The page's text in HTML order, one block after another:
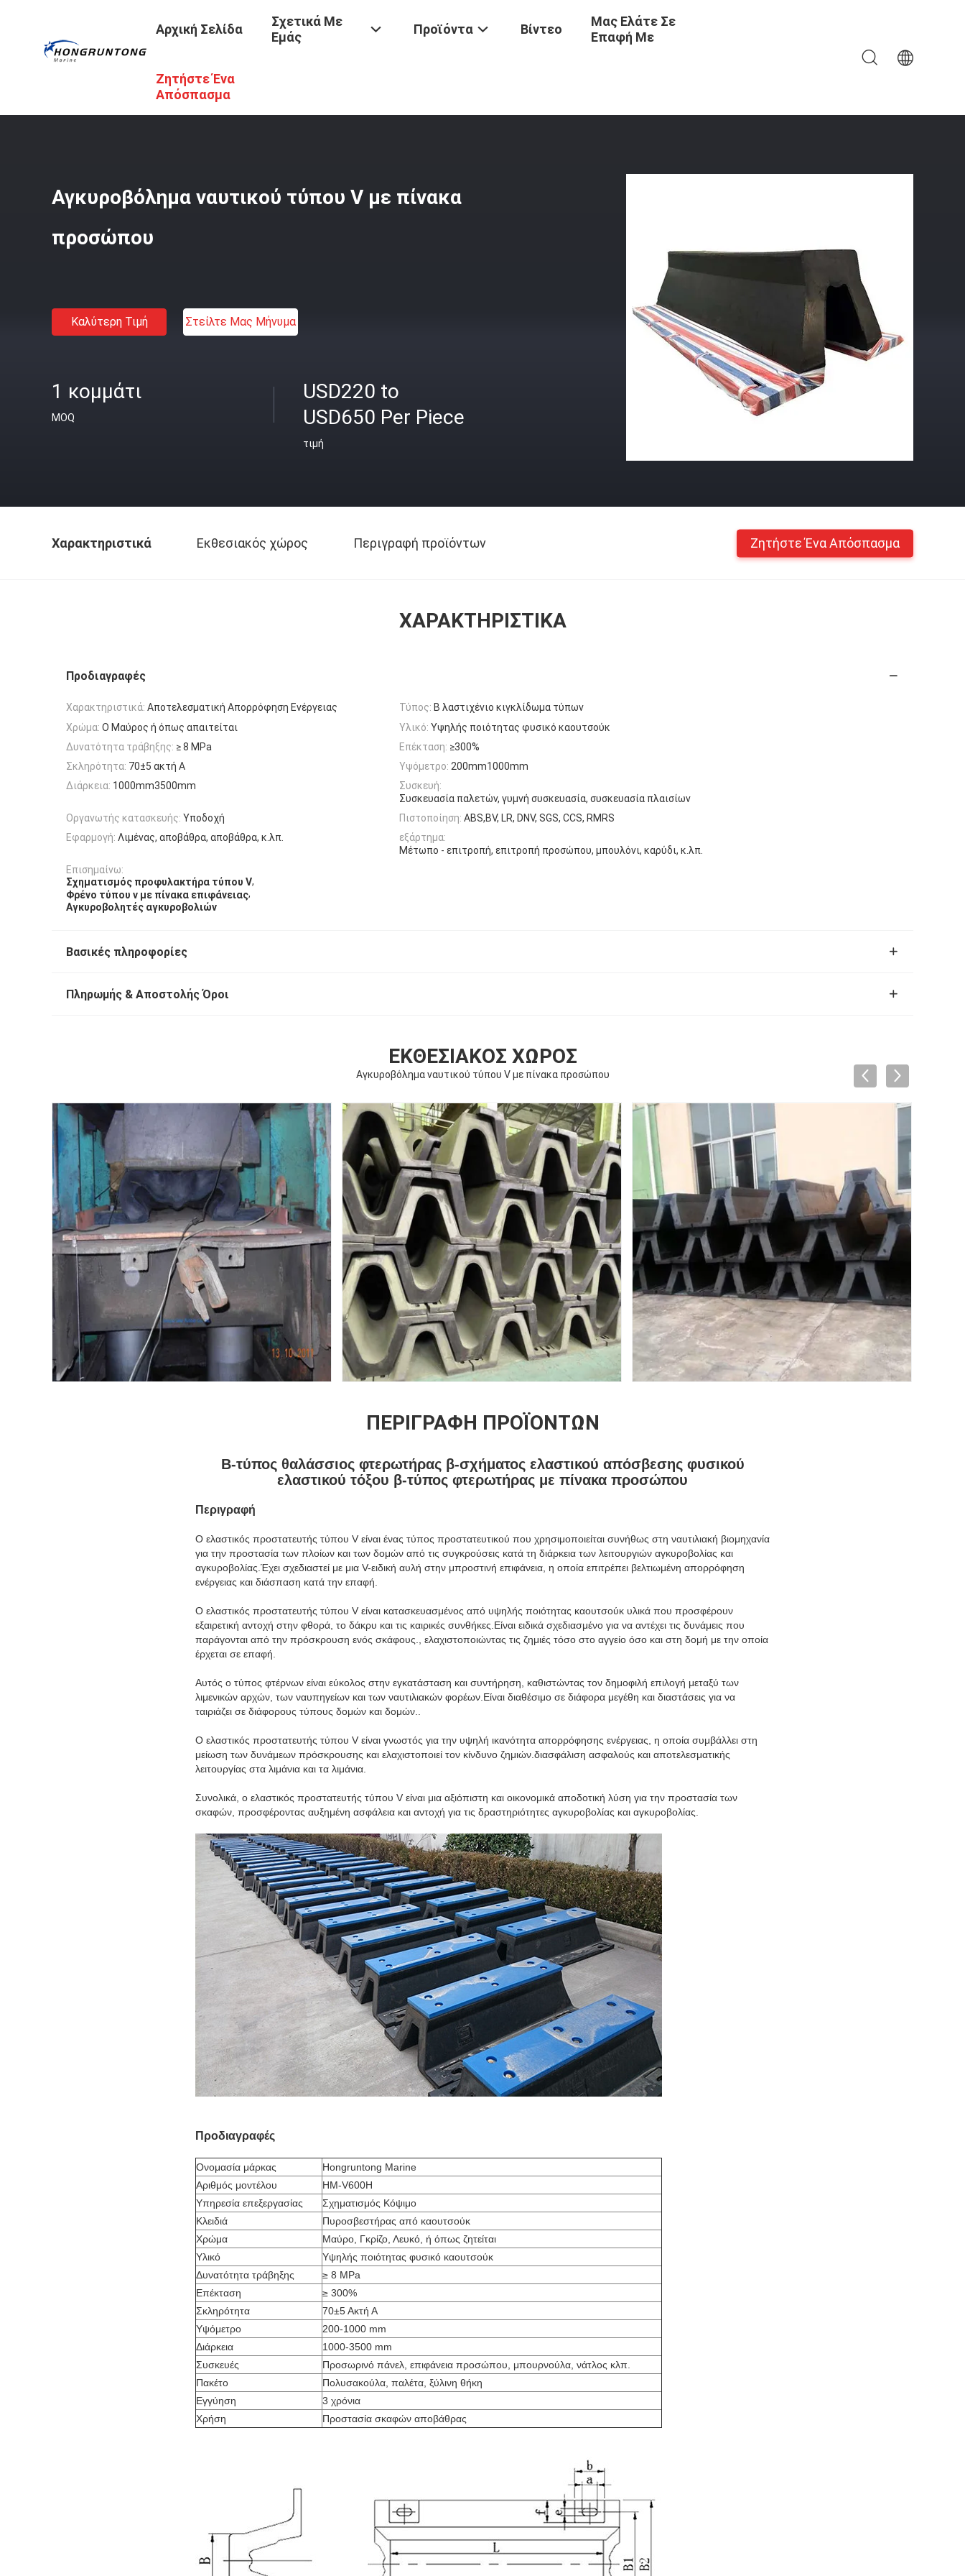
Αρχική Σελίδα
Σχετικά Με
Εμάς
Προϊόντα Βίντεο
Μας Ελάτε Σε
Επαφή Με
Ζητήστε Ένα
Απόσπασμα
Προϊόντα / Β Κιγκλίδωμα Τύπων
Αγκυροβόλημα ναυτικού τύπου V με πίνακα
προσώπου
Καλύτερη Τιμή Στείλτε Μας Μήνυμα
1 κομμάτι
MOQ
USD220 to
USD650 Per Piece
τιμή
Χαρακτηριστικά Εκθεσιακός χώρος Περιγραφή προϊόντων Ζητήστε Ένα Απόσπασμα
ΧΑΡΑΚΤΗΡΙΣΤΙΚΆ
Προδιαγραφές
Χαρακτηριστικά: Αποτελεσματική Απορρόφηση Ενέργειας Τύπος: Β λαστιχένιο κιγκλίδωμα τύπων
Χρώμα: Ο Μαύρος ή όπως απαιτείται Υλικό: Υψηλής ποιότητας φυσικό καουτσούκ
Δυνατότητα τράβηξης: ≥ 8 MPa Επέκταση: ≥300%
Σκληρότητα: 70±5 ακτή Α Υψόμετρο: 200mm1000mm
Διάρκεια: 1000mm3500mm
Συσκευή:
Συσκευασία παλετών, γυμνή συσκευασία, συσκευασία πλαισίων
Οργανωτής κατασκευής: Υποδοχή Πιστοποίηση: ABS,BV, LR, DNV, SGS, CCS, RMRS
Εφαρμογή: Λιμένας, αποβάθρα, αποβάθρα, κ.λπ.
εξάρτημα:
Μέτωπο - επιτροπή, επιτροπή προσώπου, μπουλόνι, καρύδι, κ.λπ.
Επισημαίνω:
Σχηματισμός προφυλακτήρα τύπου V,
Φρένο τύπου v με πίνακα επιφάνειας,
Αγκυροβολητές αγκυροβολιών
Βασικές πληροφορίες
Πληρωμής & Αποστολής Όροι
ΕΚΘΕΣΙΑΚΌΣ ΧΏΡΟΣ
Αγκυροβόλημα ναυτικού τύπου V με πίνακα προσώπου
ΠΕΡΙΓΡΑΦΉ ΠΡΟΪΌΝΤΩΝ
Β-τύπος θαλάσσιος φτερωτήρας β-σχήματος ελαστικού απόσβεσης φυσικού
ελαστικού τόξου β-τύπος φτερωτήρας με πίνακα προσώπου
Περιγραφή
Ο ελαστικός προστατευτής τύπου V είναι ένας τύπος προστατευτικού που χρησιμοποιείται συνήθως στη ναυτιλιακή βιομηχανία
για την προστασία των πλοίων και των δομών από τις συγκρούσεις κατά τη διάρκεια των λειτουργιών αγκυροβολίας και
αγκυροβολίας.Έχει σχεδιαστεί με μια V-ειδική αυλή στην μπροστινή επιφάνεια, η οποία επιτρέπει βελτιωμένη απορρόφηση
ενέργειας και διάσπαση κατά την επαφή.
Ο ελαστικός προστατευτής τύπου V είναι κατασκευασμένος από υψηλής ποιότητας καουτσούκ υλικά που προσφέρουν
εξαιρετική αντοχή στην φθορά, το δάκρυ και τις καιρικές συνθήκες.Είναι ειδικά σχεδιασμένο για να αντέχει τις δυνάμεις που
παράγονται από την πρόσκρουση ενός σκάφους., ελαχιστοποιώντας τις ζημιές τόσο στο αγγείο όσο και στη δομή με την οποία
έρχεται σε επαφή.
Αυτός ο τύπος φτέρνων είναι εύκολος στην εγκατάσταση και συντήρηση, καθιστώντας τον δημοφιλή επιλογή μεταξύ των
λιμενικών αρχών, των ναυπηγείων και των ναυτιλιακών φορέων.Είναι διαθέσιμο σε διάφορα μεγέθη και διαστάσεις για να
ταιριάζει σε διάφορους τύπους δομών και δομών..
Ο ελαστικός προστατευτής τύπου V είναι γνωστός για την υψηλή ικανότητα απορρόφησης ενέργειας, η οποία συμβάλλει στη
μείωση των δυνάμεων πρόσκρουσης και ελαχιστοποιεί τον κίνδυνο ζημιών.διασφάλιση ασφαλούς και αποτελεσματικής
λειτουργίας στα λιμάνια και τα λιμάνια.
Συνολικά, ο ελαστικός προστατευτής τύπου V είναι μια αξιόπιστη και οικονομικά αποδοτική λύση για την προστασία των
σκαφών, προσφέροντας αυξημένη ασφάλεια και αντοχή για τις δραστηριότητες αγκυροβολίας και αγκυροβολίας.
Προδιαγραφές
Ονομασία μάρκας
Hongruntong Marine
Αριθμός μοντέλου
HM-V600H
Υπηρεσία επεξεργασίας
Σχηματισμός Κόψιμο
Κλειδιά
Πυροσβεστήρας από καουτσούκ
Χρώμα
Μαύρο, Γκρίζο, Λευκό, ή όπως ζητείται
Υλικό
Υψηλής ποιότητας φυσικό καουτσούκ
Δυνατότητα τράβηξης
≥ 8 MPa
Επέκταση
≥ 300%
Σκληρότητα
70±5 Ακτή Α
Υψόμετρο
200-1000 mm
Διάρκεια
1000-3500 mm
Συσκευές
Προσωρινό πάνελ, επιφάνεια προσώπου, μπουρνούλα, νάτλος κλπ.
Πακέτο
Πολυσακούλα, παλέτα, ξύλινη θήκη
Εγγύηση
3 χρόνια
Χρήση
Προστασία σκαφών αποβάθρας